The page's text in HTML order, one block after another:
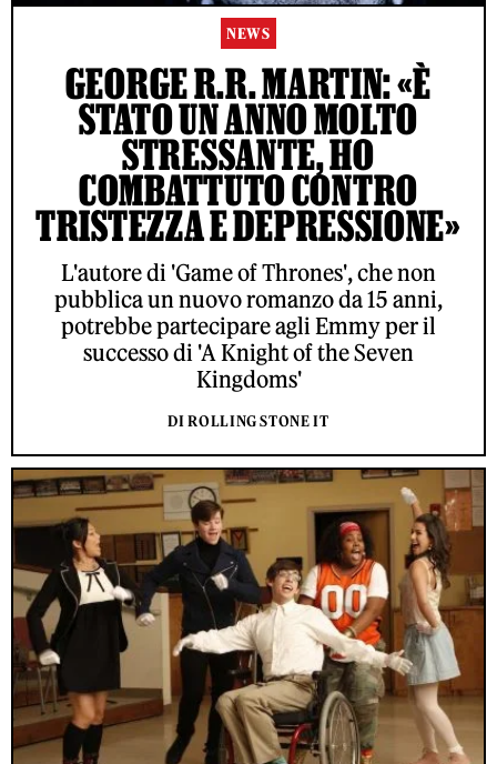
NEWS
GEORGE R.R. MARTIN: «È
STATO UN ANNO MOLTO
STRESSANTE, HO
COMBATTUTO CONTRO
TRISTEZZA E DEPRESSIONE»
L'autore di 'Game of Thrones', che non
pubblica un nuovo romanzo da 15 anni,
potrebbe partecipare agli Emmy per il
successo di 'A Knight of the Seven
Kingdoms'
DI ROLLING STONE IT